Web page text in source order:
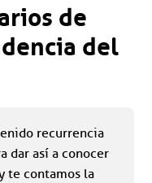
de
del
recurrencia
dar así a conocer
te contamos la